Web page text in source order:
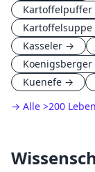
Kartoffelpuffer
Kartoffelsuppe
Kasseler →
Koenigsberger
Kuenefe →
→ Alle >200